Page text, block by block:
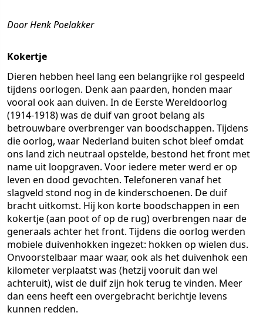
Door Henk Poelakker
Kokertje
Dieren hebben heel lang een belangrijke rol gespeeld
tijdens oorlogen. Denk aan paarden, honden maar
vooral ook aan duiven. In de Eerste Wereldoorlog
(1914-1918) was de duif van groot belang als
betrouwbare overbrenger van boodschappen. Tijdens
die oorlog, waar Nederland buiten schot bleef omdat
ons land zich neutraal opstelde, bestond het front met
name uit loopgraven. Voor iedere meter werd er op
leven en dood gevochten. Telefoneren vanaf het
slagveld stond nog in de kinderschoenen. De duif
bracht uitkomst. Hij kon korte boodschappen in een
kokertje (aan poot of op de rug) overbrengen naar de
generaals achter het front. Tijdens die oorlog werden
mobiele duivenhokken ingezet: hokken op wielen dus.
Onvoorstelbaar maar waar, ook als het duivenhok een
kilometer verplaatst was (hetzij vooruit dan wel
achteruit), wist de duif zijn hok terug te vinden. Meer
dan eens heeft een overgebracht berichtje levens
kunnen redden.